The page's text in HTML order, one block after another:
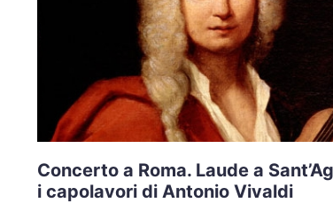
Concerto a Roma. Laude a
i capolavori di Antonio Vivaldi